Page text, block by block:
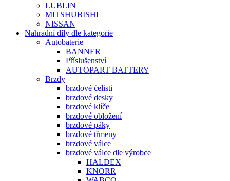
LUBLIN
MITSHUBISHI
NISSAN
Nahradní díly dle kategorie
Autobaterie
BANNER
Příslušenství
AUTOPART BATTERY
Brzdy
brzdové čelisti
brzdové desky
brzdové klíče
brzdové obložení
brzdové páky
brzdové třmeny
brzdové válce
brzdové válce dle výrobce
HALDEX
KNORR